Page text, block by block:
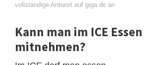
vollständige Antwort auf giga.de an
Kann man im ICE Essen
mitnehmen?